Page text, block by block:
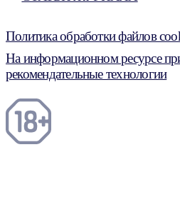
Политика обработки файлов
На информационном ресурсе
рекомендательные технологии